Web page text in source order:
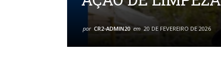
por CR2-ADMIN20 em 20 DE FEVEREIRO DE 2026